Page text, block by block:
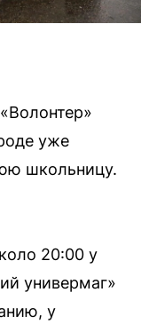
уже
школьницу.
20:00 у
универмаг»
у